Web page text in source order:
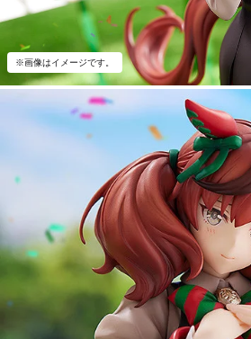
※画像はイメージです。